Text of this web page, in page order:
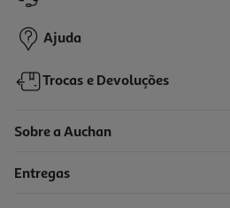
8,20 €
Ajuda
Trocas e Devoluções
Sobre a Auchan
Entregas